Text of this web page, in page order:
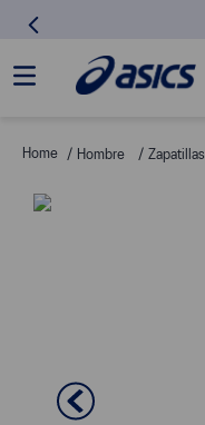
Hombre Zapatillas